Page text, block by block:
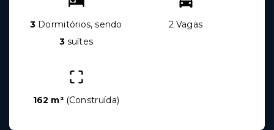
3 Dormitórios, sendo
3suítes
2 Vagas
162 m² (Construída)